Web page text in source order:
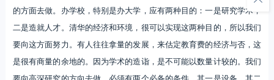
的方面去做。办学校，特别是办大学，应有两种目的：一是研究学术，
二是造就人才。清华的经济和环境，很可以实现这两种目的，所以我们
要向这方面努力。有人往往拿量的发展，来估定教育费的经济与否，这
是很有商量的余地的。因为学术的造诣，是不可能以数量计较的。我们